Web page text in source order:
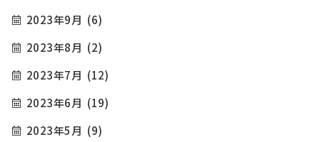
2023年9月 (6)
2023年8月 (2)
2023年7月 (12)
2023年6月 (19)
2023年5月 (9)